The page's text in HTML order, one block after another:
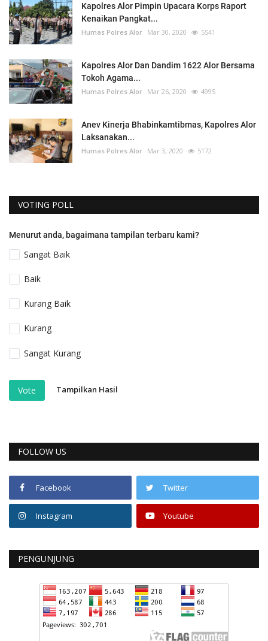
Kapolres Alor Pimpin Upacara Korps Raport
Kenaikan Pangkat...
Humas Polres Alor Mar 30, 2020 5541
Kapolres Alor Dan Dandim 1622 Alor Bersama
Tokoh Agama...
Humas Polres Alor Mar 26, 2020 4995
Anev Kinerja Bhabinkamtibmas, Kapolres Alor
Laksanakan...
Humas Polres Alor Mar 3, 2020 5172
VOTING POLL
Menurut anda, bagaimana tampilan terbaru kami?
Sangat Baik
Baik
Kurang Baik
Kurang
Sangat Kurang
Vote Tampilkan Hasil
FOLLOW US
Facebook Twitter
Instagram Youtube
PENGUNJUNG